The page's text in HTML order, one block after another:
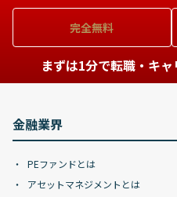
完全無料
まずは1分で転職・キ
金融業界
PEファンドとは
アセットマネジメントとは